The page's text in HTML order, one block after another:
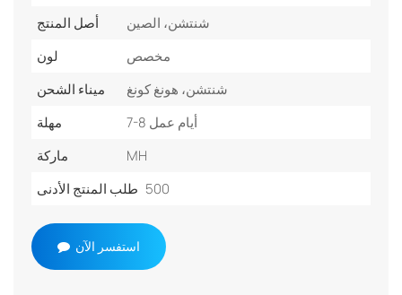
أصل المنتج
شنتشن، الصين
لون
مخصص
ميناء الشحن
شنتشن، هونغ كونغ
مهلة
7-8 أيام عمل
ماركة
MH
طلب المنتج الأدنى 500
استفسر الآن